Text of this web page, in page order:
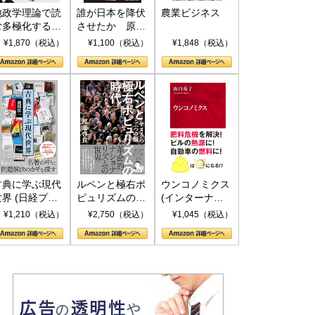
政学理論で読
多極化する世
トランプと
¥1,870（税込）
誰が日本を降伏
させたか 原爆
投下、ソ連参
(PHP新書)
¥1,100（税込）
農業ビジネス
¥1,848（税込）
典に学ぶ現代
界 (日経プレ
アシリーズ)
¥1,210（税込）
ルペンと極右ポ
ピュリズムの時
代：〈ヤヌス〉
¥2,750（税込）
ウンコノミクス
(インターナシ
ョナル新書)
¥1,045（税込）